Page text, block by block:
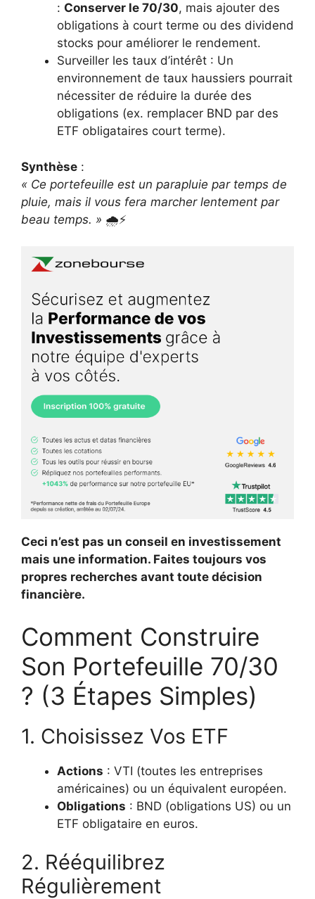
: Conserver le 70/30, mais ajouter des
obligations à court terme ou des dividend
stocks pour améliorer le rendement.
Surveiller les taux d’intérêt : Un
environnement de taux haussiers pourrait
nécessiter de réduire la durée des
obligations (ex. remplacer BND par des
ETF obligataires court terme).
Synthèse :
« Ce portefeuille est un parapluie par temps de
pluie, mais il vous fera marcher lentement par
beau temps. » 🌧️⚡
Ceci n’est pas un conseil en investissement
mais une information. Faites toujours vos
propres recherches avant toute décision
financière.
Comment Construire
Son Portefeuille 70/30
? (3 Étapes Simples)
1. Choisissez Vos ETF
Actions : VTI (toutes les entreprises
américaines) ou un équivalent européen.
Obligations : BND (obligations US) ou un
ETF obligataire en euros.
2. Rééquilibrez
Régulièrement